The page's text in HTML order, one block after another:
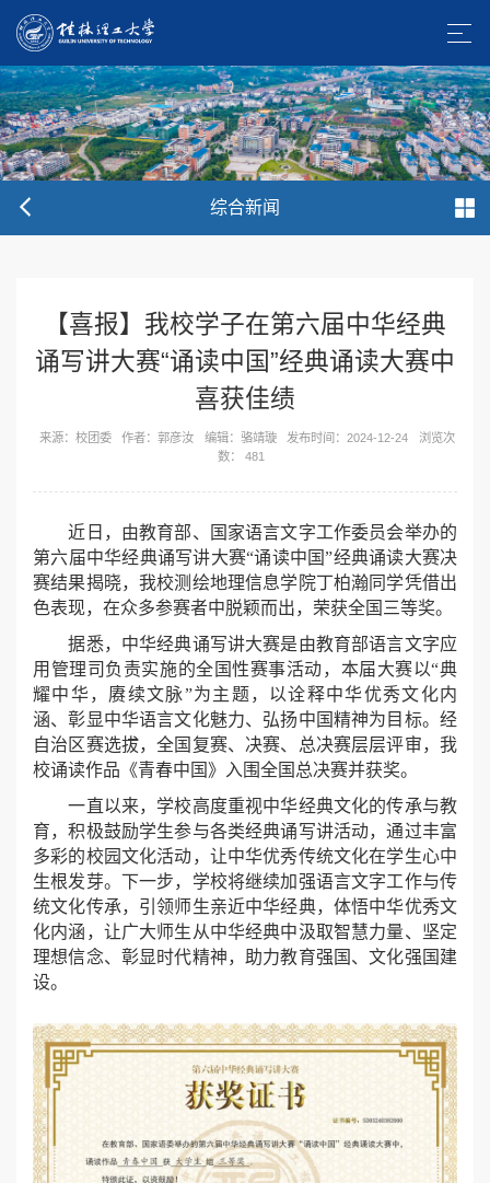
综合新闻
【喜报】我校学子在第六届中华经典
诵写讲大赛“诵读中国”经典诵读大赛中
喜获佳绩
来源：校团委 作者：郭彦汝 编辑：骆靖璇 发布时间：2024-12-24
浏览次
数：
481
近日，由教育部、国家语言文字工作委员会举办的
第六届中华经典诵写讲大赛“诵读中国”经典诵读大赛决
赛结果揭晓，我校测绘地理信息学院丁柏瀚同学凭借出
色表现，在众多参赛者中脱颖而出，荣获全国三等奖。
据悉，中华经典诵写讲大赛是由教育部语言文字应
用管理司负责实施的全国性赛事活动，本届大赛以“典
耀中华，赓续文脉”为主题，以诠释中华优秀文化内
涵、彰显中华语言文化魅力、弘扬中国精神为目标。经
自治区赛选拔，全国复赛、决赛、总决赛层层评审，我
校诵读作品《青春中国》入围全国总决赛并获奖。
一直以来，学校高度重视中华经典文化的传承与教
育，积极鼓励学生参与各类经典诵写讲活动，通过丰富
多彩的校园文化活动，让中华优秀传统文化在学生心中
生根发芽。下一步，学校将继续加强语言文字工作与传
统文化传承，引领师生亲近中华经典，体悟中华优秀文
化内涵，让广大师生从中华经典中汲取智慧力量、坚定
理想信念、彰显时代精神，助力教育强国、文化强国建
设。